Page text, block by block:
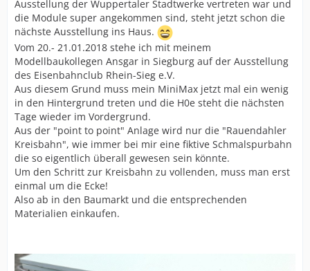
Ausstellung der Wuppertaler Stadtwerke vertreten war und
die Module super angekommen sind, steht jetzt schon die
nächste Ausstellung ins Haus.
Vom 20.- 21.01.2018 stehe ich mit meinem
Modellbaukollegen Ansgar in Siegburg auf der Ausstellung
des Eisenbahnclub Rhein-Sieg e.V.
Aus diesem Grund muss mein MiniMax jetzt mal ein wenig
in den Hintergrund treten und die H0e steht die nächsten
Tage wieder im Vordergrund.
Aus der "point to point" Anlage wird nur die "Rauendahler
Kreisbahn", wie immer bei mir eine fiktive Schmalspurbahn
die so eigentlich überall gewesen sein könnte.
Um den Schritt zur Kreisbahn zu vollenden, muss man erst
einmal um die Ecke!
Also ab in den Baumarkt und die entsprechenden
Materialien einkaufen.